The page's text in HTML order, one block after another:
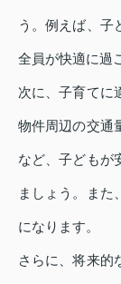
う。例えば、子
全員が快適に過
次に、子育てに
物件周辺の交通
など、子どもが
ましょう。また
になります。
さらに、将来的